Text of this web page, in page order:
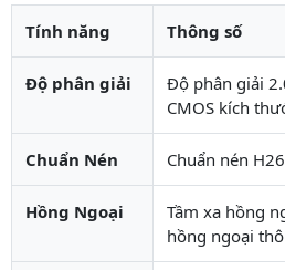
Tính năng Thông số
Độ phân giải
Độ phân giải
CMOS kích
Chuẩn Nén Chuẩn nén
Hồng Ngoại
Tầm xa hồng
hồng ngoại